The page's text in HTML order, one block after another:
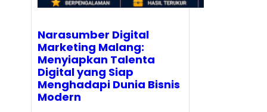
Narasumber Digital
Marketing Malang:
Menyiapkan Talenta
Digital yang Siap
Menghadapi Dunia Bisnis
Modern